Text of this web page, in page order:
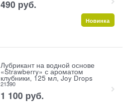
490 руб.
Новинка
Лубрикант на водной основе
«Strawberry» с ароматом
клубники, 125 мл, Joy Drops
21390
1 100 руб.